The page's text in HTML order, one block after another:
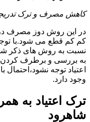
کاهش مصرف و ترک
در این روش دوز مصرف
کم کم قطع می شود.با
نسبت به روش های ذکر
به بررسی و برطرف کردن
اعتیاد توجه
وجود دارد.
ترک اعتیاد به
شاهرود